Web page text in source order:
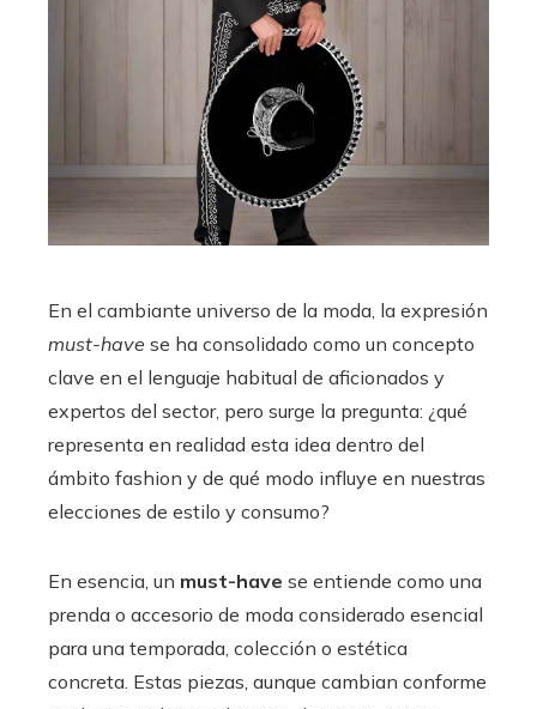
En el cambiante universo de la moda, la expresión
must-have se ha consolidado como un concepto
clave en el lenguaje habitual de aficionados y
expertos del sector, pero surge la pregunta: ¿qué
representa en realidad esta idea dentro del
ámbito fashion y de qué modo influye en nuestras
elecciones de estilo y consumo?
En esencia, un must-have se entiende como una
prenda o accesorio de moda considerado esencial
para una temporada, colección o estética
concreta. Estas piezas, aunque cambian conforme